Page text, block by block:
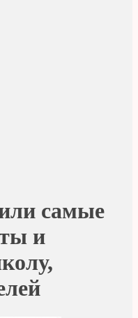
самые
и